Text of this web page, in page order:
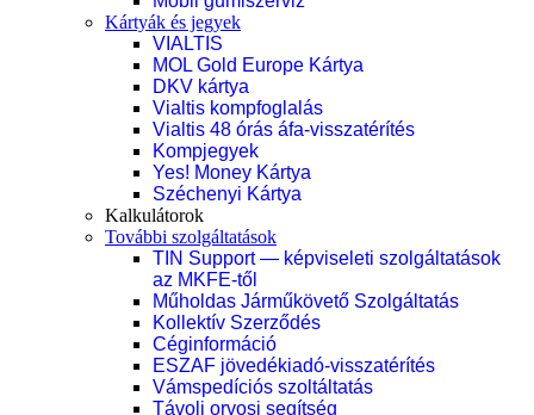
Kártyák és jegyek
VIALTIS
MOL Gold Europe Kártya
DKV kártya
Vialtis kompfoglalás
Vialtis 48 órás áfa-visszatérítés
Kompjegyek
Yes! Money Kártya
Széchenyi Kártya
Kalkulátorok
További szolgáltatások
TIN Support — képviseleti szolgáltatások
az MKFE-től
Műholdas Járműkövető Szolgáltatás
Kollektív Szerződés
Céginformáció
ESZAF jövedékiadó-visszatérítés
Vámspedíciós szoltáltatás
Távoli orvosi segítség